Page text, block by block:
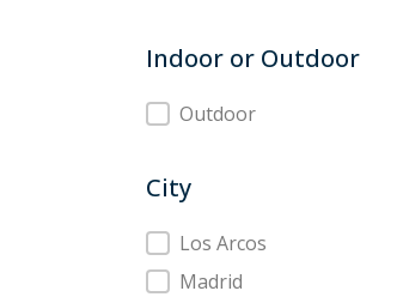
Indoor or Outdoor
Indoor or Outdoor
Outdoor
City
CityLos Arcos
Madrid